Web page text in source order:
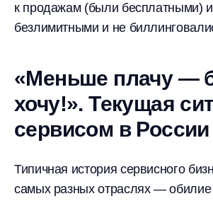
к продажам (были бесплатными)
безлимитными и не
«Меньше плачу —
хочу!». Текущая
сервисом в России
Типичная история сервисного
самых разных отраслях —